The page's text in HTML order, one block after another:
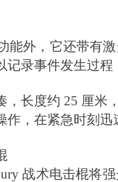
能外，它还带有
录事件发生过
，长度约 25 厘米
作，在紧急时刻迅
战术电击棍将